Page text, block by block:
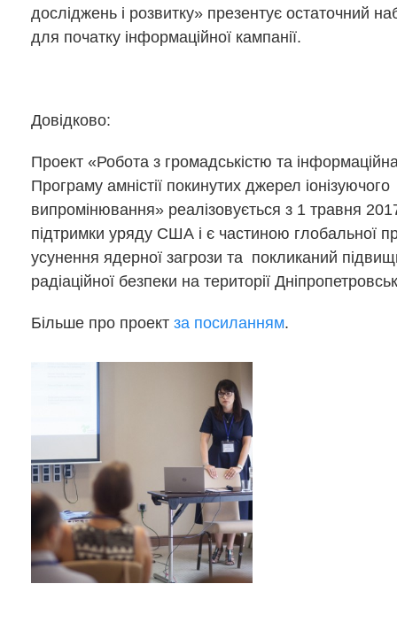
досліджень і розвитку» презентує остаточний
для початку інформаційної кампанії.
Довідково:
Проект «Робота з громадськістю та
Програму амністії покинутих джерел іонізуючого
випромінювання» реалізовується з 1 травня
підтримки уряду США і є частиною глобальної
усунення ядерної загрози та покликаний
радіаційної безпеки на території
Більше про проект за посиланням.